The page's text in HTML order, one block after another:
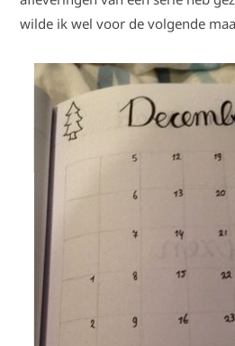
wilde ik wel voor de volgende